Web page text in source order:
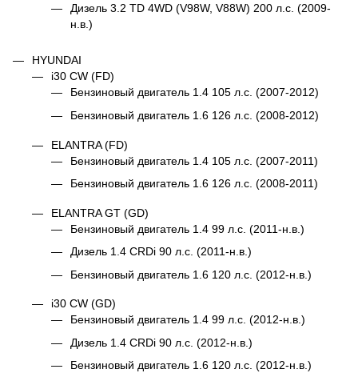
Дизель 3.2 TD 4WD (V98W, V88W) 200 л.с. (2009-
н.в.)
HYUNDAI
i30 CW (FD)
Бензиновый двигатель 1.4 105 л.с. (2007-2012)
Бензиновый двигатель 1.6 126 л.с. (2008-2012)
ELANTRA (FD)
Бензиновый двигатель 1.4 105 л.с. (2007-2011)
Бензиновый двигатель 1.6 126 л.с. (2008-2011)
ELANTRA GT (GD)
Бензиновый двигатель 1.4 99 л.с. (2011-н.в.)
Дизель 1.4 CRDi 90 л.с. (2011-н.в.)
Бензиновый двигатель 1.6 120 л.с. (2012-н.в.)
i30 CW (GD)
Бензиновый двигатель 1.4 99 л.с. (2012-н.в.)
Дизель 1.4 CRDi 90 л.с. (2012-н.в.)
Бензиновый двигатель 1.6 120 л.с. (2012-н.в.)